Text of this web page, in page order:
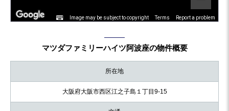
Image may be subject to copyright Terms Report a problem
マツダファミリーハイツ阿波座の物件概要
所在地
大阪府大阪市西区江之子島１丁目9-15